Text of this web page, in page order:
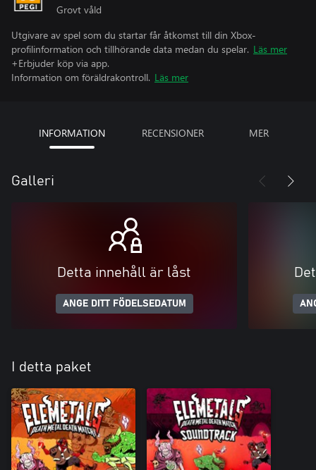
Grovt våld
Utgivare av spel som du startar får åtkomst till din Xbox-
profilinformation och tillhörande data medan du spelar. Läs mer
+Erbjuder köp via app.
Information om föräldrakontroll. Läs mer
INFORMATION RECENSIONER MER
Galleri
Detta innehåll är låst
ANGE DITT FÖDELSEDATUM
I detta paket